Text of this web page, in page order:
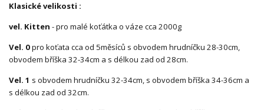
Klasické velikosti :
vel. Kitten - pro malé koťátka o váze cca 2000g
Vel. 0pro koťata cca od 5měsíců s obvodem hrudníčku 28-30cm,
obvodem bříška 32-34cm a s délkou zad od 28cm.
Vel. 1 s obvodem hrudníčku 32-34cm, s obvodem bříška 34-36cm a
s délkou zad od 32cm.